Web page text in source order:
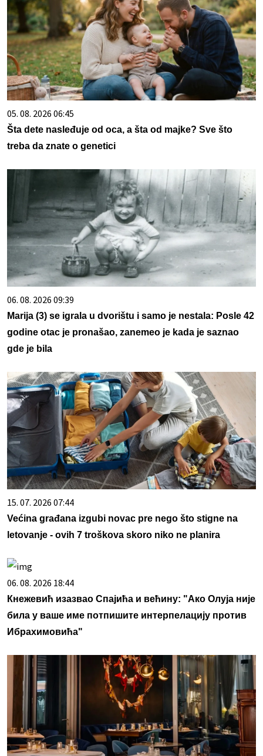
05. 08. 2026 06:45
Šta dete nasleđuje od oca, a šta od majke? Sve što
treba da znate o genetici
06. 08. 2026 09:39
Marija (3) se igrala u dvorištu i samo je nestala: Posle 42
godine otac je pronašao, zanemeo je kada je saznao
gde je bila
15. 07. 2026 07:44
Većina građana izgubi novac pre nego što stigne na
letovanje - ovih 7 troškova skoro niko ne planira
06. 08. 2026 18:44
Кнежевић изазвао Спајића и већину: "Ако Олуја није
била у ваше име потпишите интерпелацију против
Ибрахимовића"